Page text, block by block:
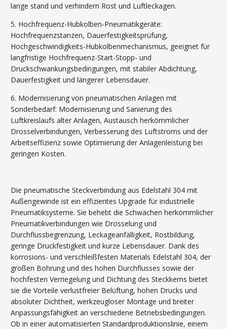
lange stand und verhindern Rost und Luftleckagen.
5. Hochfrequenz-Hubkolben-Pneumatikgeräte:
Hochfrequenzstanzen, Dauerfestigkeitsprüfung,
Hochgeschwindigkeits-Hubkolbenmechanismus, geeignet für
langfristige Hochfrequenz-Start-Stopp- und
Druckschwankungsbedingungen, mit stabiler Abdichtung,
Dauerfestigkeit und längerer Lebensdauer.
6. Modernisierung von pneumatischen Anlagen mit
Sonderbedarf: Modernisierung und Sanierung des
Luftkreislaufs alter Anlagen, Austausch herkömmlicher
Drosselverbindungen, Verbesserung des Luftstroms und der
Arbeitseffizienz sowie Optimierung der Anlagenleistung bei
geringen Kosten.
Die pneumatische Steckverbindung aus Edelstahl 304 mit
Außengewinde ist ein effizientes Upgrade für industrielle
Pneumatiksysteme. Sie behebt die Schwächen herkömmlicher
Pneumatikverbindungen wie Drosselung und
Durchflussbegrenzung, Leckageanfälligkeit, Rostbildung,
geringe Druckfestigkeit und kurze Lebensdauer. Dank des
korrosions- und verschleißfesten Materials Edelstahl 304, der
großen Bohrung und des hohen Durchflusses sowie der
hochfesten Verriegelung und Dichtung des Steckkerns bietet
sie die Vorteile verlustfreier Belüftung, hohen Drucks und
absoluter Dichtheit, werkzeugloser Montage und breiter
Anpassungsfähigkeit an verschiedene Betriebsbedingungen.
Ob in einer automatisierten Standardproduktionslinie, einem